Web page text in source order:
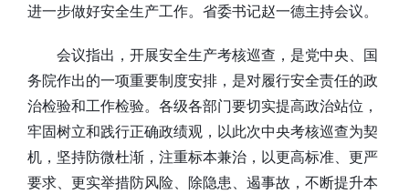
进一步做好安全生产工作。省委书记赵一德主持会议。
会议指出，开展安全生产考核巡查，是党中央、国
务院作出的一项重要制度安排，是对履行安全责任的政
治检验和工作检验。各级各部门要切实提高政治站位，
牢固树立和践行正确政绩观，以此次中央考核巡查为契
机，坚持防微杜渐，注重标本兼治，以更高标准、更严
要求、更实举措防风险、除隐患、遏事故，不断提升本